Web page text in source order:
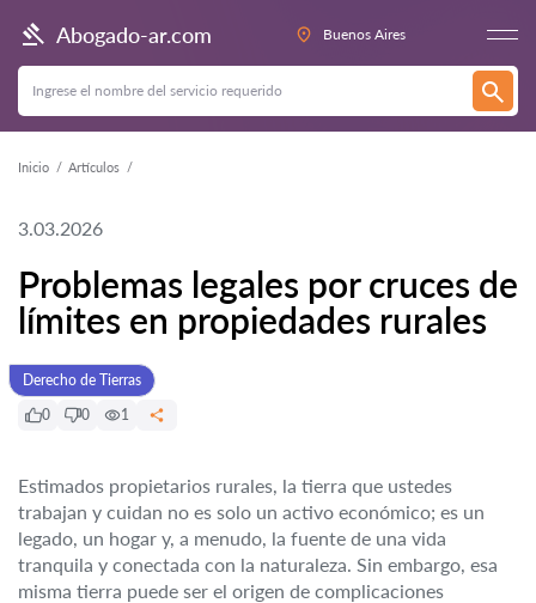
Abogado-ar.com Buenos Aires
Inicio Artículos
3.03.2026
Problemas legales por cruces de
límites en propiedades rurales
Derecho de Tierras
0
0 1
Estimados propietarios rurales, la tierra que ustedes
trabajan y cuidan no es solo un activo económico; es un
legado, un hogar y, a menudo, la fuente de una vida
tranquila y conectada con la naturaleza. Sin embargo, esa
misma tierra puede ser el origen de complicaciones